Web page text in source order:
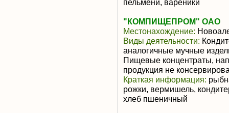
пельмени, вареники
"КОМПИЩЕПРОМ" ОАО
Местонахождение:
Виды деятельности:
аналогичные мучные
Пищевые концентраты,
продукция не
Краткая информация:
рожки, вермишель,
хлеб пшеничный